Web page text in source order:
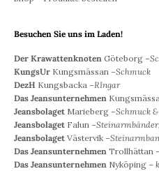
Besuchen Sie uns im Laden!
Der Krawattenknoten Göteborg –
KungsUr Kungsmässan –Schmuck
DezH Kungsbacka –RIngar
Das Jeansunternehmen
Jeansbolaget Marieberg –Schmuck
Jeansbolaget Falun –
Jeansbolaget Västervik –
Das Jeansunternehmen Trollhättan
Das Jeansunternehmen Nyköping –